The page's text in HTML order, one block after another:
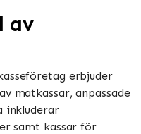
av
erbjuder
matkassar, anpassade
inkluderar
samt kassar för